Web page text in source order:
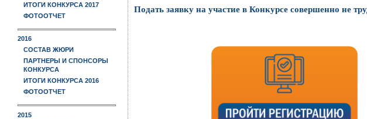
ИТОГИ КОНКУРСА 2017
ФОТООТЧЕТ
2016
СОСТАВ ЖЮРИ
ПАРТНЕРЫ И СПОНСОРЫ
КОНКУРСА
ИТОГИ КОНКУРСА 2016
ФОТООТЧЕТ
2015
Подать заявку на участие в Конкурсе совершенно не